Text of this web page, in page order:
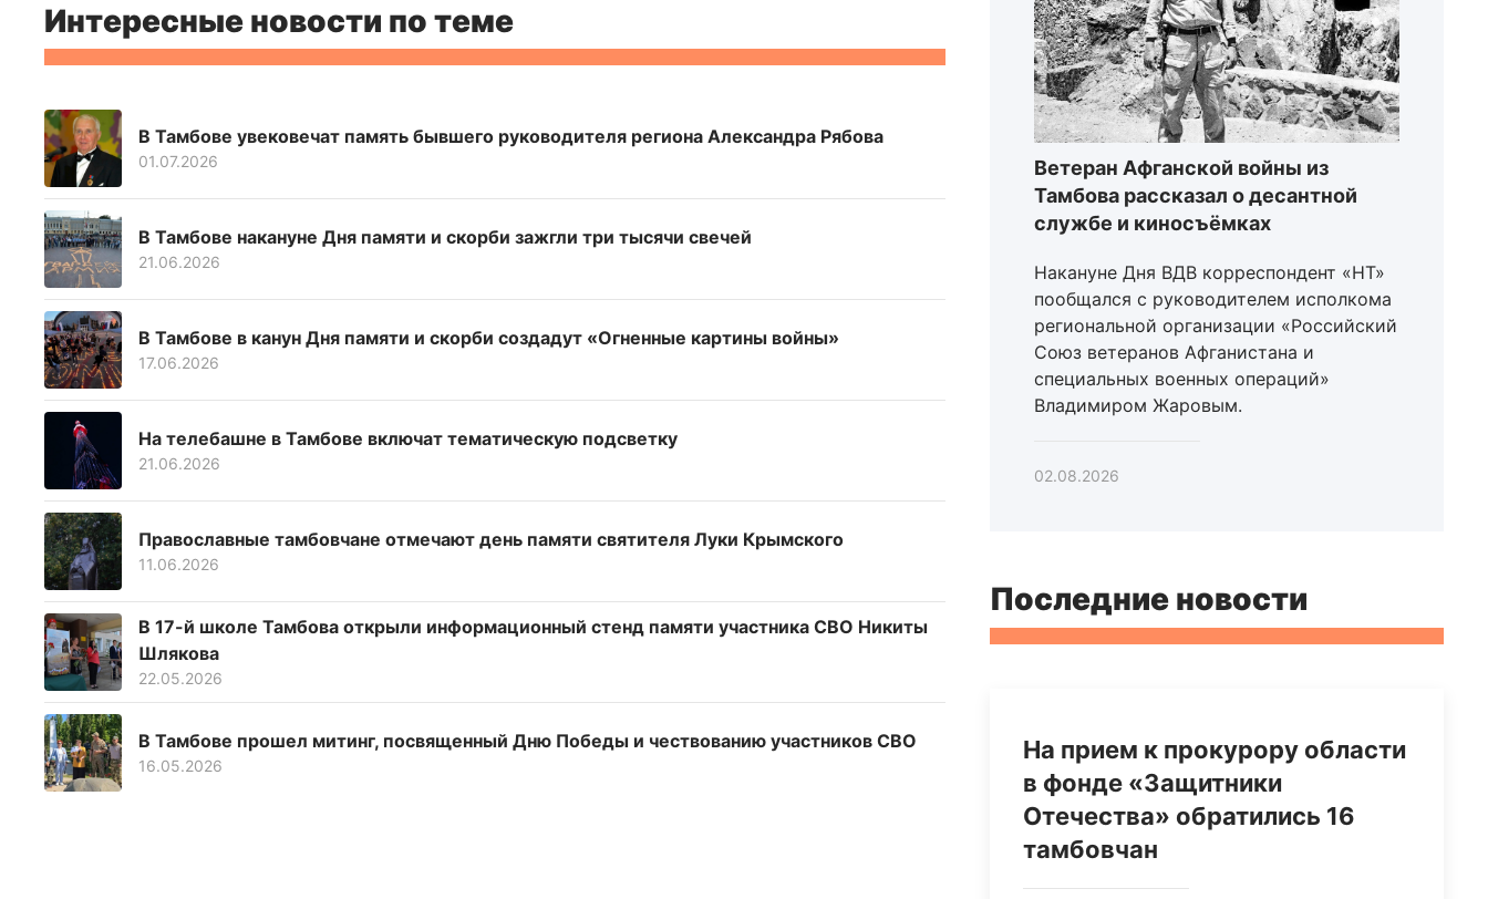
Интересные новости по теме
В Тамбове увековечат память бывшего руководителя региона Александра Рябова
01.07.2026
В Тамбове накануне Дня памяти и скорби зажгли три тысячи свечей
21.06.2026
В Тамбове в канун Дня памяти и скорби создадут «Огненные картины войны»
17.06.2026
На телебашне в Тамбове включат тематическую подсветку
21.06.2026
Православные тамбовчане отмечают день памяти святителя Луки Крымского
11.06.2026
В 17-й школе Тамбова открыли информационный стенд памяти участника СВО Никиты
Шлякова
22.05.2026
В Тамбове прошел митинг, посвященный Дню Победы и чествованию участников СВО
16.05.2026
Ветеран Афганской войны из
Тамбова рассказал о десантной
службе и киносъёмках
Накануне Дня ВДВ корреспондент «НТ»
пообщался с руководителем исполкома
региональной организации «Российский
Союз ветеранов Афганистана и
специальных военных операций»
Владимиром Жаровым.
02.08.2026
Последние новости
На прием к прокурору области
в фонде «Защитники
Отечества» обратились 16
тамбовчан